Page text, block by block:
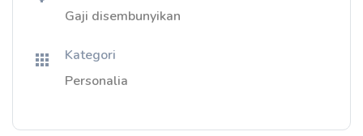
Gaji disembunyikan
Kategori
Personalia